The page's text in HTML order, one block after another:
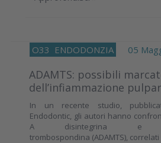
O33 ENDODONZIA 05
ADAMTS: possibili
dell’infiammazione
In un recente studio,
Endodontic, gli autori hanno
A disintegrina e
trombospondina (ADAMTS), correlati